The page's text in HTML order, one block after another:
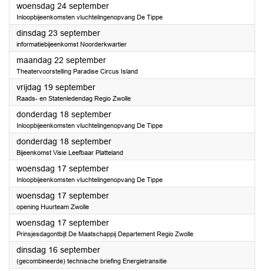
woensdag 24 september2025
Inloopbijeenkomsten vluchtelingenopvang De Tippe
dinsdag 23 september2025
informatiebijeenkomst Noorderkwartier
maandag 22 september2025
Theatervoorstelling Paradise Circus Island
vrijdag 19 september2025
Raads- en Statenledendag Regio Zwolle
donderdag 18 september2025
Inloopbijeenkomsten vluchtelingenopvang De Tippe
donderdag 18 september2025
Bijeenkomst Visie Leefbaar Platteland
woensdag 17 september2025
Inloopbijeenkomsten vluchtelingenopvang De Tippe
woensdag 17 september2025
opening Huurteam Zwolle
woensdag 17 september2025
Prinsjesdagontbijt De Maatschappij Departement Regio Zwolle
dinsdag 16 september2025
(gecombineerde) technische briefing Energietransitie